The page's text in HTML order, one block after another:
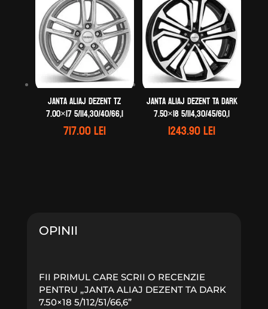
Janta aliaj DEZENT TZ
7.00×17 5/114,30/40/66,1
717.00lei
Janta aliaj DEZENT TA dark
7.50×18 5/114,30/45/60,1
1243.90lei
OPINII
FII PRIMUL CARE SCRII O RECENZIE
PENTRU „JANTA ALIAJ DEZENT TA DARK
7.50×18 5/112/51/66,6”